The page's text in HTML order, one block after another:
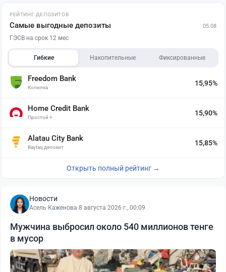
РЕЙТИНГ ДЕПОЗИТОВ
Самые выгодные депозиты 05.08
ГЭСВ на срок 12 мес
Гибкие Накопительные Фиксированные
Freedom Bank
Копилка
15,95%
Home Credit Bank
Простой +
15,90%
Alatau City Bank
Baytaq депозит
15,85%
Открыть полный рейтинг →
Новости
Асель Каженова·8 августа 2026 г., 00:09
Мужчина выбросил около 540 миллионов тенге
в мусор